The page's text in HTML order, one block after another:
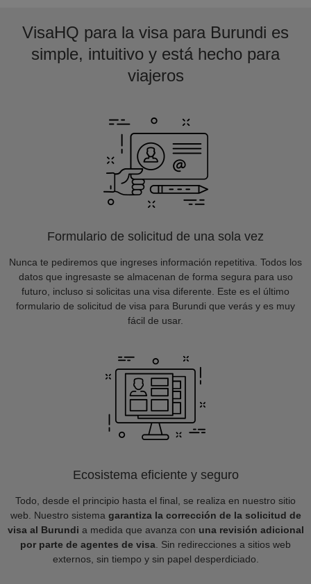
VisaHQ para la visa para Burundi es
simple, intuitivo y está hecho para
viajeros
Formulario de solicitud de una sola vez
Nunca te pediremos que ingreses información repetitiva. Todos los
datos que ingresaste se almacenan de forma segura para uso
futuro, incluso si solicitas una visa diferente. Este es el último
formulario de solicitud de visa para Burundi que verás y es muy
fácil de usar.
Ecosistema eficiente y seguro
Todo, desde el principio hasta el final, se realiza en nuestro sitio
web. Nuestro sistema garantiza la corrección de la solicitud de
visa al Burundi a medida que avanza con una revisión adicional
por parte de agentes de visa . Sin redirecciones a sitios web
externos, sin tiempo y sin papel desperdiciado.